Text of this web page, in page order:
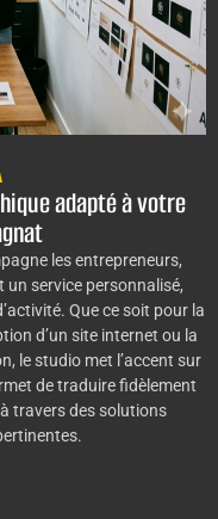
adapté à votre
les entrepreneurs,
service personnalisé,
Que ce soit pour la
d’un site internet ou la
le studio met l’accent sur
de traduire fidèlement
à travers des solutions